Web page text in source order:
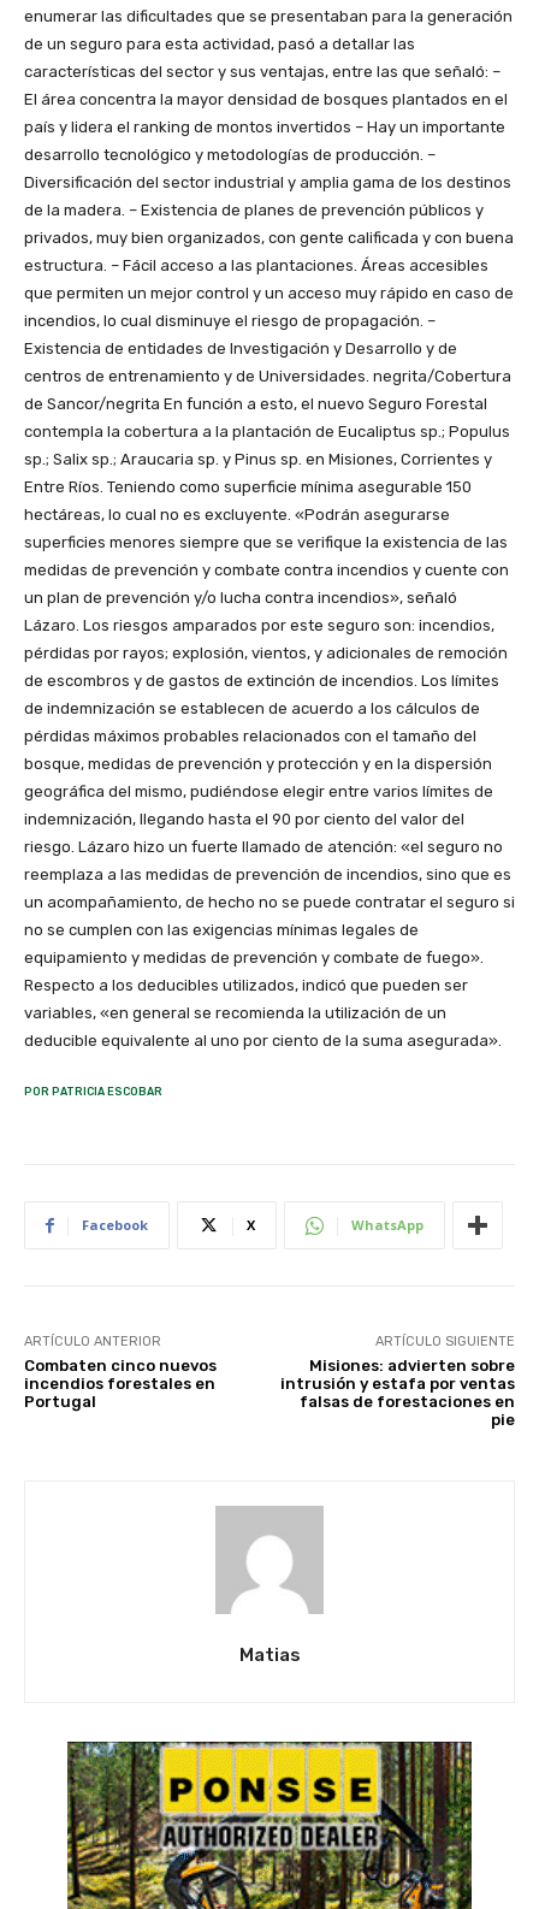
enumerar las dificultades que se presentaban para la generación
de un seguro para esta actividad, pasó a detallar las
características del sector y sus ventajas, entre las que señaló: –
El área concentra la mayor densidad de bosques plantados en el
país y lidera el ranking de montos invertidos – Hay un importante
desarrollo tecnológico y metodologías de producción. –
Diversificación del sector industrial y amplia gama de los destinos
de la madera. – Existencia de planes de prevención públicos y
privados, muy bien organizados, con gente calificada y con buena
estructura. – Fácil acceso a las plantaciones. Áreas accesibles
que permiten un mejor control y un acceso muy rápido en caso de
incendios, lo cual disminuye el riesgo de propagación. –
Existencia de entidades de Investigación y Desarrollo y de
centros de entrenamiento y de Universidades. negrita/Cobertura
de Sancor/negrita En función a esto, el nuevo Seguro Forestal
contempla la cobertura a la plantación de Eucaliptus sp.; Populus
sp.; Salix sp.; Araucaria sp. y Pinus sp. en Misiones, Corrientes y
Entre Ríos. Teniendo como superficie mínima asegurable 150
hectáreas, lo cual no es excluyente. «Podrán asegurarse
superficies menores siempre que se verifique la existencia de las
medidas de prevención y combate contra incendios y cuente con
un plan de prevención y/o lucha contra incendios», señaló
Lázaro. Los riesgos amparados por este seguro son: incendios,
pérdidas por rayos; explosión, vientos, y adicionales de remoción
de escombros y de gastos de extinción de incendios. Los límites
de indemnización se establecen de acuerdo a los cálculos de
pérdidas máximos probables relacionados con el tamaño del
bosque, medidas de prevención y protección y en la dispersión
geográfica del mismo, pudiéndose elegir entre varios límites de
indemnización, llegando hasta el 90 por ciento del valor del
riesgo. Lázaro hizo un fuerte llamado de atención: «el seguro no
reemplaza a las medidas de prevención de incendios, sino que es
un acompañamiento, de hecho no se puede contratar el seguro si
no se cumplen con las exigencias mínimas legales de
equipamiento y medidas de prevención y combate de fuego».
Respecto a los deducibles utilizados, indicó que pueden ser
variables, «en general se recomienda la utilización de un
deducible equivalente al uno por ciento de la suma asegurada».
POR PATRICIA ESCOBAR
Facebook X WhatsApp
ARTÍCULO ANTERIOR
Combaten cinco nuevos
incendios forestales en
Portugal
ARTÍCULO SIGUIENTE
Misiones: advierten sobre
intrusión y estafa por ventas
falsas de forestaciones en
pie
Matias